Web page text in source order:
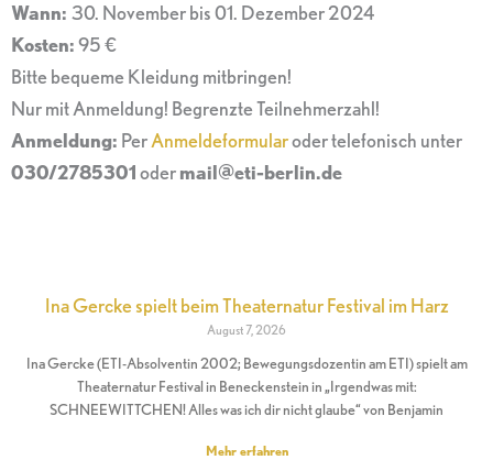
Wann: 30. November bis 01. Dezember 2024
Kosten:95 €
Bitte bequeme Kleidung mitbringen!
Nur mit Anmeldung! Begrenzte Teilnehmerzahl!
Anmeldung: PerAnmeldeformularoder telefonisch unter
030/2785301odermail@eti-berlin.de
Ina Gercke spielt beim Theaternatur Festival im Harz
August 7, 2026
Ina Gercke (ETI-Absolventin 2002; Bewegungsdozentin am ETI) spielt am
Theaternatur Festival in Beneckenstein in „Irgendwas mit:
SCHNEEWITTCHEN! Alles was ich dir nicht glaube“ von Benjamin
Mehr erfahren